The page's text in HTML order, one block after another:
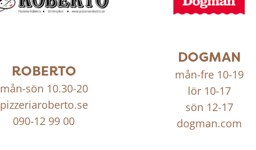
ROBERTO
mån-sön 10.30-20
pizzeriaroberto.se
090-12 99 00
DOGMAN
mån-fre 10-19
lör 10-17
sön 12-17
dogman.com